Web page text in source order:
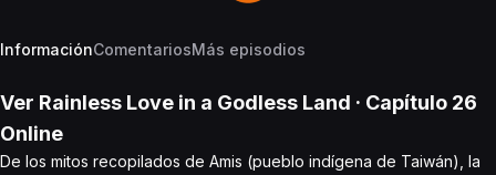
InformaciónComentariosMás episodios
Ver Rainless Love in a Godless Land · Capítulo 26
Online
De los mitos recopilados de Amis (pueblo indígena de Taiwán), la